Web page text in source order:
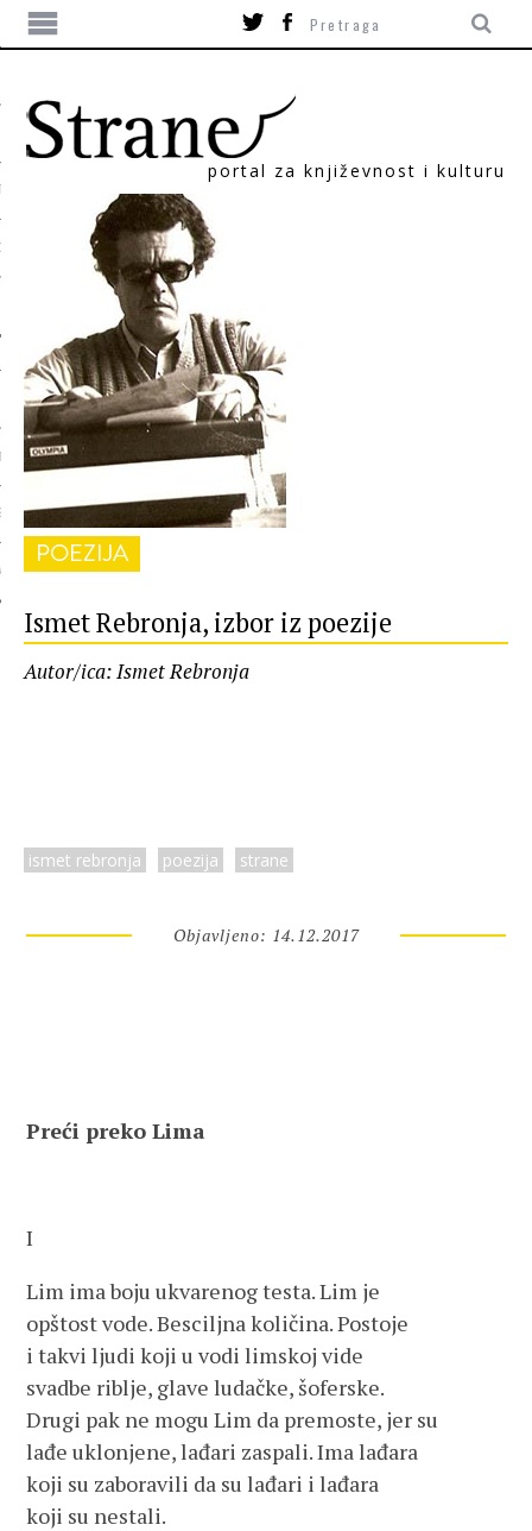
portal za književnost i kulturu
POEZIJA
Ismet Rebronja, izbor iz poezije
Autor/ica: Ismet Rebronja
ismet rebronja poezija strane
Objavljeno: 14.12.2017
Preći preko Lima
I
Lim ima boju ukvarenog testa. Lim je
opštost vode. Besciljna količina. Postoje
i takvi ljudi koji u vodi limskoj vide
svadbe riblje, glave ludačke, šoferske.
Drugi pak ne mogu Lim da premoste, jer su
lađe uklonjene, lađari zaspali. Ima lađara
koji su zaboravili da su lađari i lađara
koji su nestali.